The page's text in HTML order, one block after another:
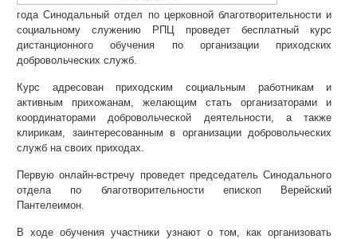
года Синодальный отдел по церковной благотворительности и
социальному служению РПЦ проведет бесплатный курс
дистанционного обучения по организации приходских
добровольческих служб.
Курс адресован приходским социальным работникам и
активным прихожанам, желающим стать организаторами и
координаторами добровольческой деятельности, а также
клирикам, заинтересованным в организации добровольческих
служб на своих приходах.
Первую онлайн-встречу проведет председатель Синодального
отдела по благотворительности епископ Верейский
Пантелеимон.
В ходе обучения участники узнают о том, как организовать